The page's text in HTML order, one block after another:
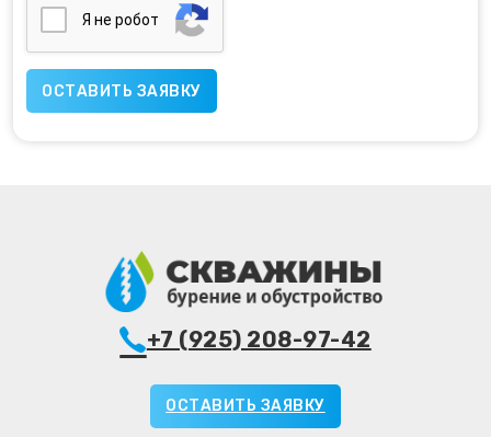
Я нe poбoт
+7 (925) 208-97-42
ОСТАВИТЬ ЗАЯВКУ